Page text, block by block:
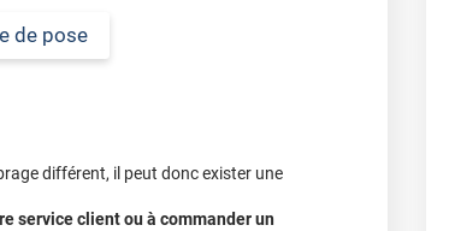
de pose
différent, il peut donc exister une
service client ou à commander un